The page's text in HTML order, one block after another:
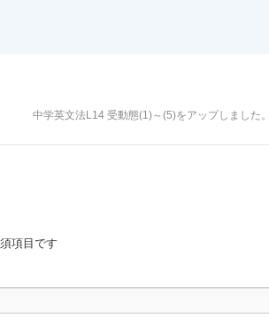
中学英文法L14 受動態(1)～(5)をアップしました。
項目です